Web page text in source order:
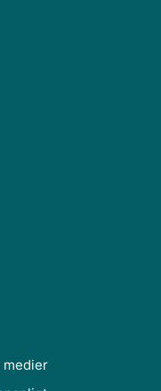
medier